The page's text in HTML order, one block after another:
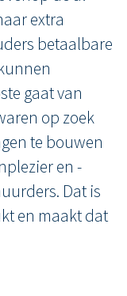
extra
betaalbare
gaat van
op zoek
te bouwen
en -
Dat is
en maakt dat